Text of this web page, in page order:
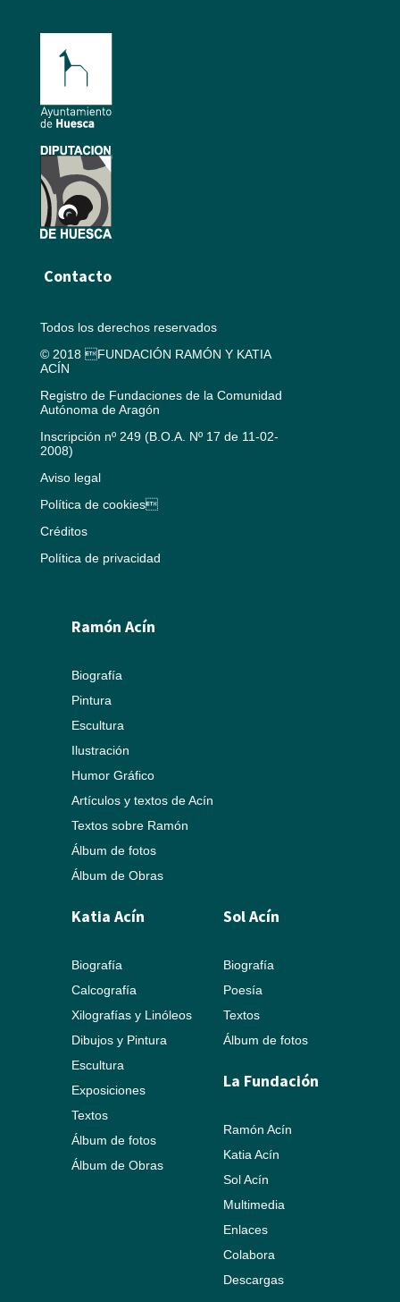
Contacto
Todos los derechos reservados
© 2018 FUNDACIÓN RAMÓN Y KATIA
ACÍN
Registro de Fundaciones de la Comunidad
Autónoma de Aragón
Inscripción nº 249 (B.O.A. Nº 17 de 11-02-
2008)
Aviso legal
Política de cookies
Créditos
Política de privacidad
Ramón Acín
Biografía
Pintura
Escultura
Ilustración
Humor Gráfico
Artículos y textos de Acín
Textos sobre Ramón
Álbum de fotos
Álbum de Obras
Katia Acín
Biografía
Calcografía
Xilografías y Linóleos
Dibujos y Pintura
Escultura
Exposiciones
Textos
Álbum de fotos
Álbum de Obras
Sol Acín
Biografía
Poesía
Textos
Álbum de fotos
La Fundación
Ramón Acín
Katia Acín
Sol Acín
Multimedia
Enlaces
Colabora
Descargas